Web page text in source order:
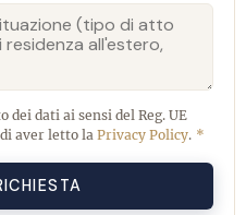
dei dati ai sensi del Reg. UE
aver letto la Privacy Policy. *